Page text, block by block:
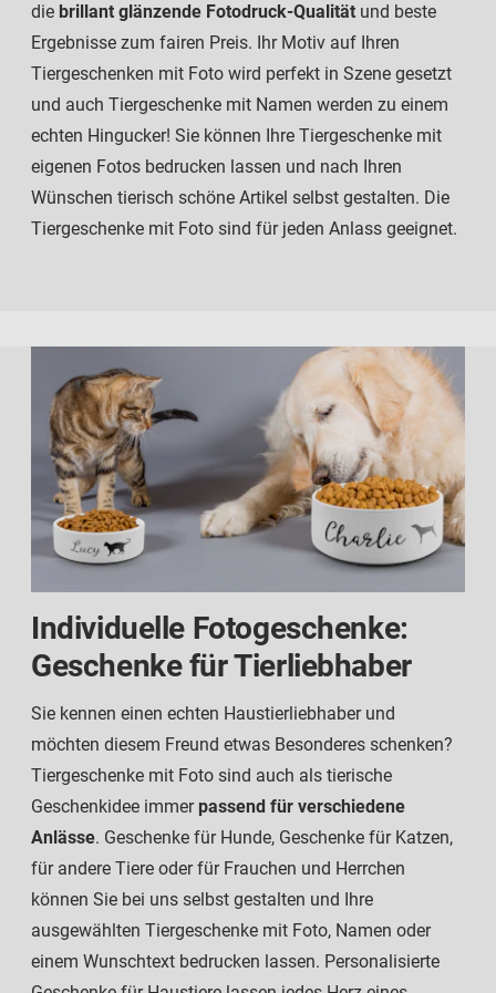
die brillant glänzende Fotodruck-Qualität und beste
Ergebnisse zum fairen Preis. Ihr Motiv auf Ihren
Tiergeschenken mit Foto wird perfekt in Szene gesetzt
und auch Tiergeschenke mit Namen werden zu einem
echten Hingucker! Sie können Ihre Tiergeschenke mit
eigenen Fotos bedrucken lassen und nach Ihren
Wünschen tierisch schöne Artikel selbst gestalten. Die
Tiergeschenke mit Foto sind für jeden Anlass geeignet.
Individuelle Fotogeschenke:
Geschenke für Tierliebhaber
Sie kennen einen echten Haustierliebhaber und
möchten diesem Freund etwas Besonderes schenken?
Tiergeschenke mit Foto sind auch als tierische
Geschenkidee immer passend für verschiedene
Anlässe. Geschenke für Hunde, Geschenke für Katzen,
für andere Tiere oder für Frauchen und Herrchen
können Sie bei uns selbst gestalten und Ihre
ausgewählten Tiergeschenke mit Foto, Namen oder
einem Wunschtext bedrucken lassen. Personalisierte